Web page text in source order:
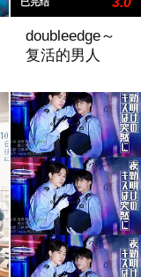
doubleedge～
复活的男人